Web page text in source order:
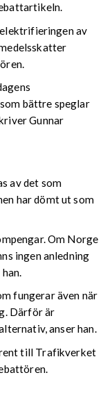
av
bättre speglar
Gunnar
av det som
har dömt ut som
Om Norge
ingen anledning
fungerar även när
Därför är
anser han.
till Trafikverket